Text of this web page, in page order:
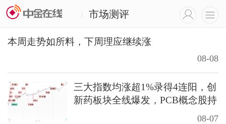
市场测评
本周走势如所料，下周理应继续涨
08-08
三大指数均涨超1%录得4连阳，创
新药板块全线爆发，PCB概念股持
08-07